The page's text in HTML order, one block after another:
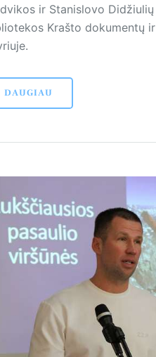
ir Stanislovo
Krašto dokumentų
DAUGIAU